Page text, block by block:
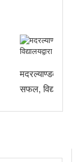
मदरल्याण्डका अमृत
सफल,